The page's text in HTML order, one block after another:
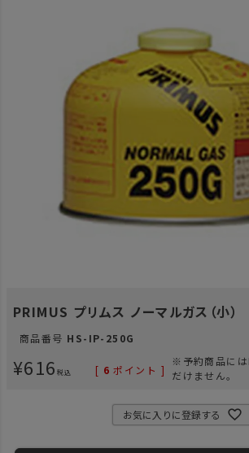
PRIMUS プリムス ノーマルガス（小）
商品番号 HS-IP-250G
¥616 税込 [ 6 ポイント ]
※予約商品に
だけません。
お気に入りに登録する